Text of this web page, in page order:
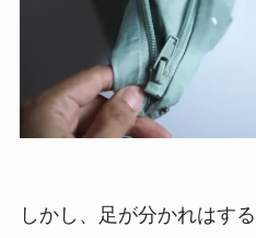
しかし、足が分かれはす